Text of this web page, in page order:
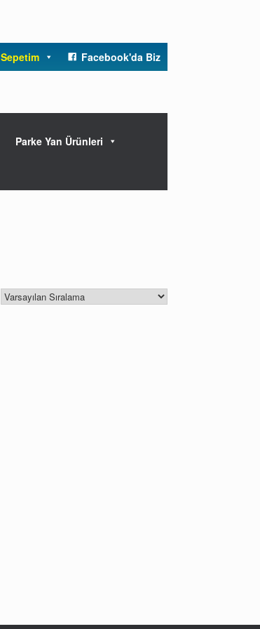
Sepetim Facebook'da Biz
Parke Yan Ürünleri